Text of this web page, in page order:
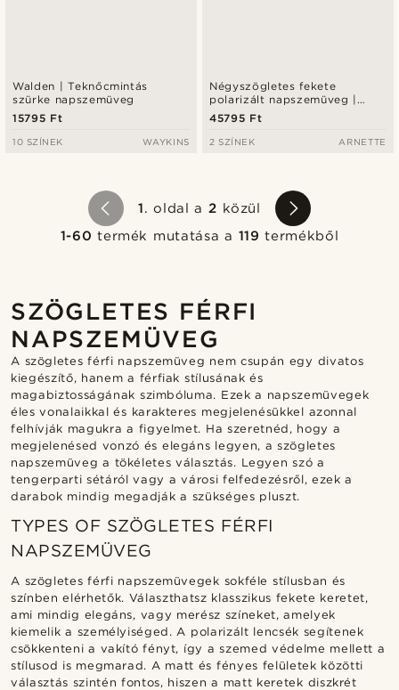
Walden | Teknőcmintás
szürke napszemüveg
15795 Ft
10 SZÍNEK WAYKINS
Négyszögletes fekete
polarizált napszemüveg |
Arnette 0AN3088
45795 Ft
2 SZÍNEK ARNETTE
1. oldal a 2 közül
1-60 termék mutatása a 119 termékből
SZÖGLETES FÉRFI
NAPSZEMÜVEG
A szögletes férfi napszemüveg nem csupán egy divatos
kiegészítő, hanem a férfiak stílusának és
magabiztosságának szimbóluma. Ezek a napszemüvegek
éles vonalaikkal és karakteres megjelenésükkel azonnal
felhívják magukra a figyelmet. Ha szeretnéd, hogy a
megjelenésed vonzó és elegáns legyen, a szögletes
napszemüveg a tökéletes választás. Legyen szó a
tengerparti sétáról vagy a városi felfedezésről, ezek a
darabok mindig megadják a szükséges pluszt.
TYPES OF SZÖGLETES FÉRFI
NAPSZEMÜVEG
A szögletes férfi napszemüvegek sokféle stílusban és
színben elérhetők. Választhatsz klasszikus fekete keretet,
ami mindig elegáns, vagy merész színeket, amelyek
kiemelik a személyiséged. A polarizált lencsék segítenek
csökkenteni a vakító fényt, így a szemed védelme mellett a
stílusod is megmarad. A matt és fényes felületek közötti
választás szintén fontos, hiszen a matt keretek diszkrét